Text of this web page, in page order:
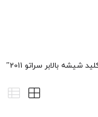
بالابر سراتو 2011”